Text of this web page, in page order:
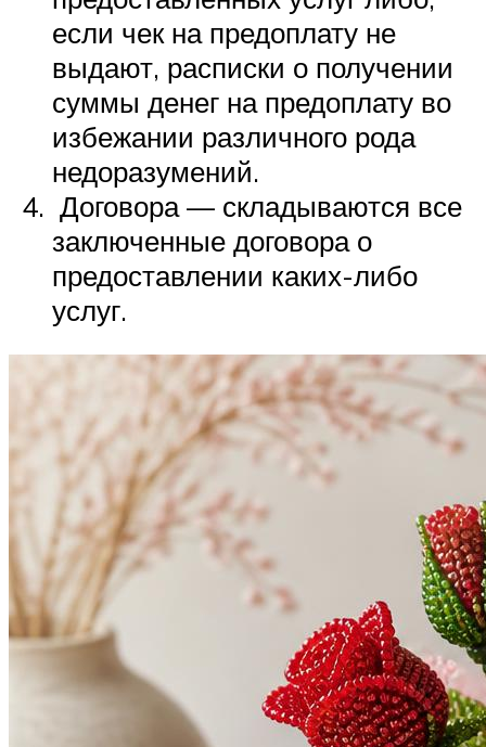
если чек на предоплату не
выдают, расписки о получении
суммы денег на предоплату во
избежании различного рода
недоразумений.
Договора — складываются все
заключенные договора о
предоставлении каких-либо
услуг.